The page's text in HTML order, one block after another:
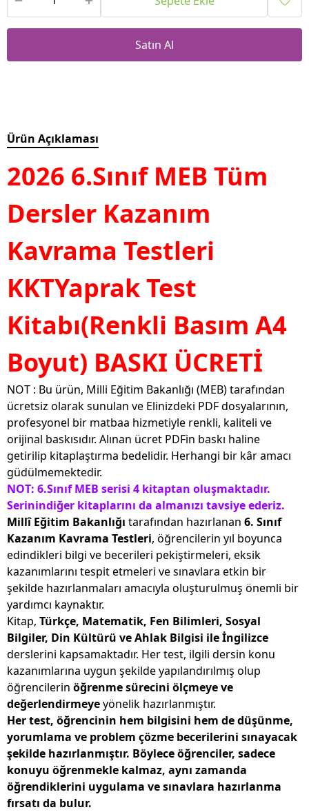
Satın Al
Ürün Açıklaması
2026 6.Sınıf MEB Tüm
Dersler Kazanım
Kavrama Testleri
KKTYaprak Test
Kitabı(Renkli Basım A4
Boyut) BASKI ÜCRETİ
NOT : Bu ürün, Milli Eğitim Bakanlığı (MEB) tarafından
ücretsiz olarak sunulan ve Elinizdeki PDF dosyalarının,
profesyonel bir matbaa hizmetiyle renkli, kaliteli ve
orijinal baskısıdır. Alınan ücret PDFin baskı haline
getirilip kitaplaştırma bedelidir. Herhangi bir kâr amacı
güdülmemektedir.
NOT: 6.Sınıf MEB serisi 4 kitaptan oluşmaktadır.
Serinindiğer kitaplarını da almanızı tavsiye ederiz.
Millî Eğitim Bakanlığı tarafından hazırlanan 6. Sınıf
Kazanım Kavrama Testleri, öğrencilerin yıl boyunca
edindikleri bilgi ve becerileri pekiştirmeleri, eksik
kazanımlarını tespit etmeleri ve sınavlara etkin bir
şekilde hazırlanmaları amacıyla oluşturulmuş önemli bir
yardımcı kaynaktır.
Kitap, Türkçe, Matematik, Fen Bilimleri, Sosyal
Bilgiler, Din Kültürü ve Ahlak Bilgisi ile İngilizce
derslerini kapsamaktadır. Her test, ilgili dersin konu
kazanımlarına uygun şekilde yapılandırılmış olup
öğrencilerin öğrenme sürecini ölçmeye ve
değerlendirmeyeyönelik hazırlanmıştır.
Her test, öğrencinin hem bilgisini hem de düşünme,
yorumlama ve problem çözme becerilerini sınayacak
şekilde hazırlanmıştır. Böylece öğrenciler, sadece
konuyu öğrenmekle kalmaz, aynı zamanda
öğrendiklerini uygulama ve sınavlara hazırlanma
fırsatı da bulur.